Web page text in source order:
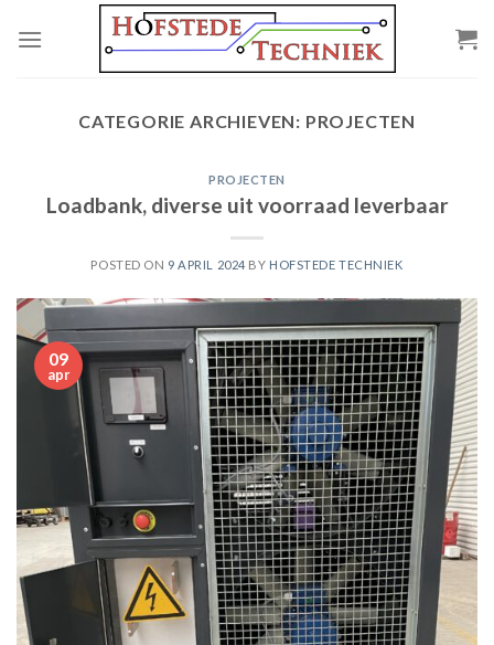
CATEGORIE ARCHIEVEN: PROJECTEN
PROJECTEN
Loadbank, diverse uit voorraad leverbaar
POSTED ON 9 APRIL 2024 BY HOFSTEDE TECHNIEK
09
apr